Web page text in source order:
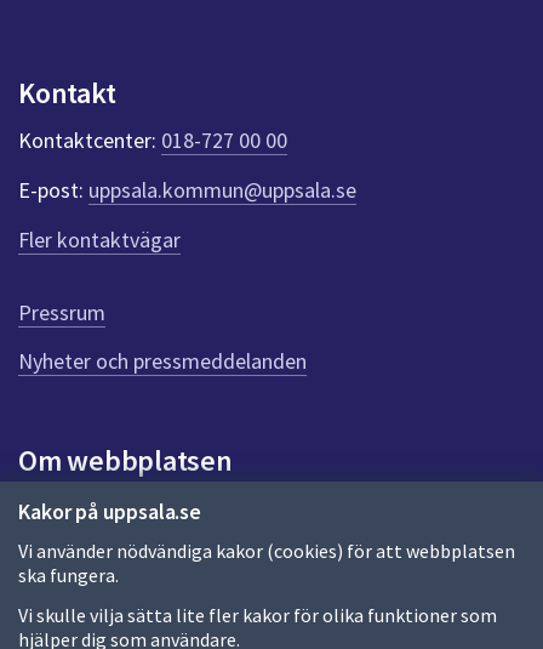
Kakor på uppsala.se
Vi använder nödvändiga kakor (cookies) för att webbplatsen
ska fungera.
Vi skulle vilja sätta lite fler kakor för olika funktioner som
hjälper dig som användare.
k
t
e
r
f
ö
r
e
n
n
a
d
a
Kontakt
Kontaktcenter: 018-727 00 00
E-post: uppsala.kommun@uppsala.se
Fler kontaktvägar
Pressrum
Nyheter och pressmeddelanden
Om webbplatsen
Om webbplatsen
Allmänna handlingar och diarium
Behandling av personuppgifter